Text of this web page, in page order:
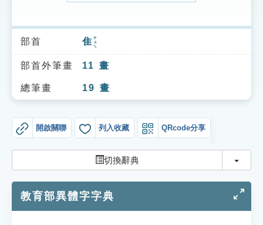
索引選單
知識索引
單字索引
遊戲專區
教學應用
貓頭鷹博士
部首 隹 ㄓㄨㄟ
部首外筆畫 11 畫
總筆畫 19 畫
開啟關聯 列入收藏 QRcode分享
切換辭典 切換
教育部異體字字典